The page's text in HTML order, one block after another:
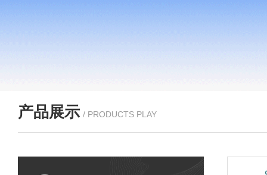
产品展示 / PRODUCTS PLAY